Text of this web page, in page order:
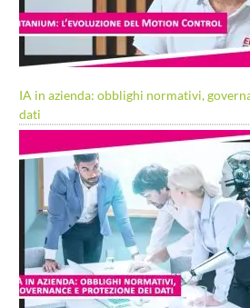
IA in azienda: obblighi normativi,
dati